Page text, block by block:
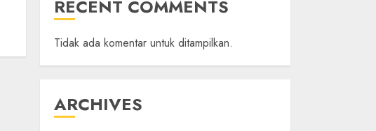
RECENT COMMENTS
Tidak ada komentar untuk ditampilkan.
ARCHIVES